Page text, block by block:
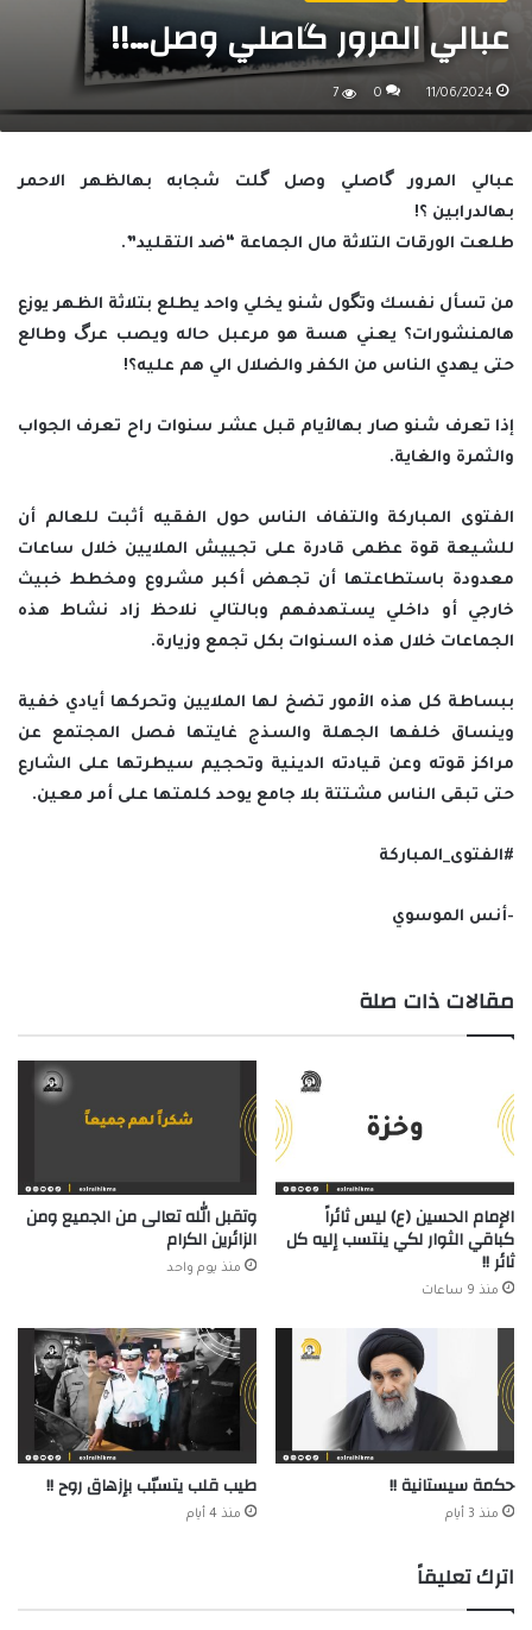
عبالي المرور گاصلي وصل…!!
11/06/2024
0
7
عبالي المرور گاصلي وصل گلت شجابه بهالظهر الاحمر
بهالدرابين ؟!
طلعت الورقات التلاثة مال الجماعة “ضد التقليد”.
من تسأل نفسك وتگول شنو يخلي واحد يطلع بتلاثة الظهر يوزع
هالمنشورات؟ يعني هسة هو مرعبل حاله ويصب عرگ وطالع
حتى يهدي الناس من الكفر والضلال الي هم عليه؟!
إذا تعرف شنو صار بهالأيام قبل عشر سنوات راح تعرف الجواب
والثمرة والغاية.
الفتوى المباركة والتفاف الناس حول الفقيه أثبت للعالم أن
للشيعة قوة عظمى قادرة على تجييش الملايين خلال ساعات
معدودة باستطاعتها أن تجهض أكبر مشروع ومخطط خبيث
خارجي أو داخلي يستهدفهم وبالتالي نلاحظ زاد نشاط هذه
الجماعات خلال هذه السنوات بكل تجمع وزيارة.
ببساطة كل هذه الأمور تضخ لها الملايين وتحركها أيادي خفية
وينساق خلفها الجهلة والسذج غايتها فصل المجتمع عن
مراكز قوته وعن قيادته الدينية وتحجيم سيطرتها على الشارع
حتى تبقى الناس مشتتة بلا جامع يوحد كلمتها على أمر معين.
#الفتوى_المباركة
-أنس الموسوي
مقالات ذات صلة
الإمام الحسين (ع) ليس ثائراً
كباقي الثوار لكي ينتسب إليه كل
ثائر !!
منذ 9 ساعات
وتقبل الله تعالى من الجميع ومن
الزائرين الكرام
منذ يوم واحد
حكمة سيستانية !!
منذ 3 أيام
طيب قلب يتسبّب بإزهاق روح !!
منذ 4 أيام
اترك تعليقاً